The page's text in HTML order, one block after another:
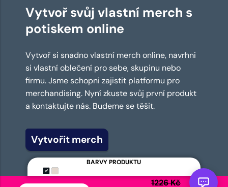
BARVY PRODUKTU
1226 Kč
Vytvoř svůj vlastní merch s
potiskem online
Vytvoř si snadno vlastní merch online, navrhni
si vlastní oblečení pro sebe, skupinu nebo
firmu. Jsme schopni zajistit platformu pro
merchandising. Nyní zkuste svůj první produkt
a kontaktujte nás. Budeme se těšit.
Vytvořit merch